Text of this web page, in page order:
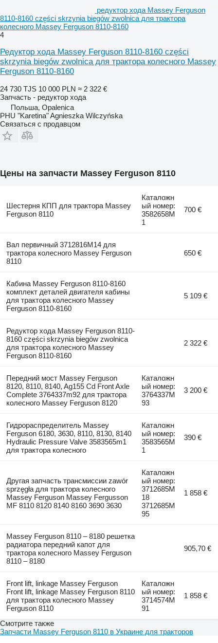
редуктор хода Massey Ferguson
8110-8160 części skrzynia biegów zwolnica для трактора
колесного Massey Ferguson 8110-8160
4
Редуктор хода Massey Ferguson 8110-8160 części
skrzynia biegów zwolnica для трактора колесного Massey
Ferguson 8110-8160
24 730 TJS 10 000 PLN ≈ 2 322 €
Запчасть - редуктор хода
Польша, Opalenica
PHU "Karetina" Agnieszka Wilczyńska
Связаться с продавцом
Цены на запчасти Massey Ferguson 8110
Шестерня КПП для трактора Massey
Ferguson 8110
Каталожн
ый номер:
3582658M
1
700 €
Вал первичный 3712816M14 для
трактора колесного Massey Ferguson
8110
650 €
Кабина Massey Ferguson 8110-8160
комплект деталей двигателя кабины
для трактора колесного Massey
Ferguson 8110-8160
5 109 €
Редуктор хода Massey Ferguson 8110-
8160 części skrzynia biegów zwolnica
для трактора колесного Massey
Ferguson 8110-8160
2 322 €
Передний мост Massey Ferguson
8120, 8110, 8140, Ag155 Cd Front Axle
Complete 3764337m92 для трактора
колесного Massey Ferguson 8120
Каталожн
ый номер:
3764337M
93
3 200 €
Гидрораспределитель Massey
Ferguson 6180, 3630, 8110, 8130, 8140
Hydraulic Pressure Valve 3583565m1
для трактора колесного
Каталожн
ый номер:
3583565M
1
390 €
Другая запчасть трансмиссии zawór
sprzęgła для трактора колесного
Massey Ferguson Massey Fergusson
MF 8110 8120 8140 8160 3690 3630
Каталожн
ый номер:
3712685M
18
3712685M
95
1 858 €
Massey Ferguson 8110 – 8180 решетка
радиатора передний капот для
трактора колесного Massey Ferguson
8110 – 8180
905,70 €
Front lift, linkage Massey Ferguson
Front lift, linkage Massey Ferguson 8110
для трактора колесного Massey
Ferguson 8110
Каталожн
ый номер:
3714574M
91
1 858 €
Смотрите также
Запчасти Massey Ferguson 8110 в Украине для тракторов